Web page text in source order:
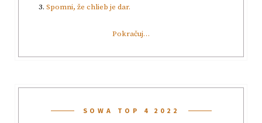
Spomni, že chlieb je dar.
Pokračuj…
SOWA TOP 4 2022